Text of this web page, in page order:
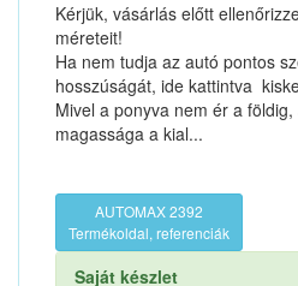
Kérjük, vásárlás előtt
méreteit!
Ha nem tudja az autó pontos
hosszúságát, ide kattintva
Mivel a ponyva nem ér a
magassága a kial...
AUTOMAX 2392
Termékoldal, referenciák
Saját készlet